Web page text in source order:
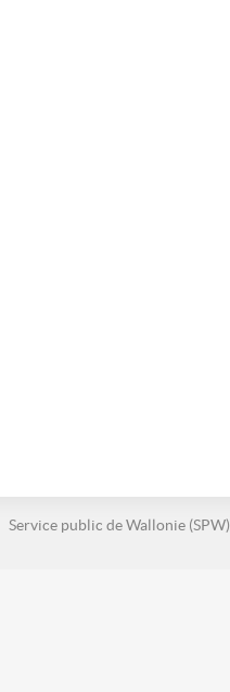
Service public de Wallonie (SPW)